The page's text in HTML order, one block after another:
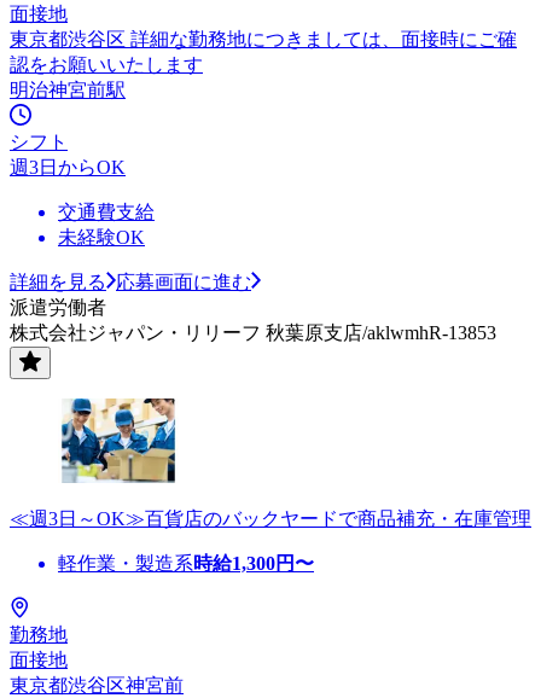
面接地
東京都渋谷区 詳細な勤務地につきましては、面接時にご確
認をお願いいたします
明治神宮前駅
シフト
週3日からOK
交通費支給
未経験OK
詳細を見る
応募画面に進む
派遣労働者
株式会社ジャパン・リリーフ 秋葉原支店/aklwmhR-13853
≪週3日～OK≫百貨店のバックヤードで商品補充・在庫管理
軽作業・製造系時給1,300円〜
勤務地
面接地
東京都渋谷区神宮前